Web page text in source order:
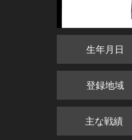
生年月日
登録地域
主な戦績